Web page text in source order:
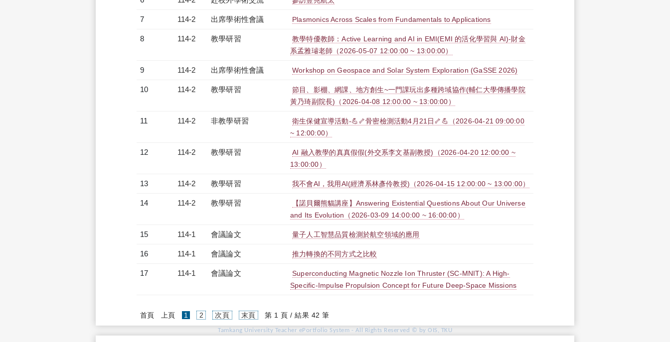
7 114-2 出席學術性會議 Plasmonics Across Scales from Fundamentals to Applications
8 114-2 教學研習
教學特優教師：Active Learning and AI in EMI(EMI 的活化學習與 AI)-財金
系孟雅璿老師（2026-05-07 12:00:00 ~ 13:00:00）
9 114-2 出席學術性會議 Workshop on Geospace and Solar System Exploration (GaSSE 2026)
10 114-2 教學研習
節目、影棚、網課、地方創生~一門課玩出多種跨域協作(輔仁大學傳播學院
黃乃琦副院長)（2026-04-08 12:00:00 ~ 13:00:00）
11 114-2 非教學研習
衛生保健宣導活動-💪🦴骨密檢測活動4月21日🦴💪（2026-04-21 09:00:00
~ 12:00:00）
12 114-2 教學研習
AI 融入教學的真真假假(外交系李文基副教授)（2026-04-20 12:00:00 ~
13:00:00）
13 114-2 教學研習 我不會AI，我用AI(經濟系林彥伶教授)（2026-04-15 12:00:00 ~ 13:00:00）
14 114-2 教學研習
【諾貝爾熊貓講座】Answering Existential Questions About Our Universe
and Its Evolution（2026-03-09 14:00:00 ~ 16:00:00）
15 114-1 會議論文 量子人工智慧品質檢測於航空領域的應用
16 114-1 會議論文 推力轉換的不同方式之比較
17 114-1 會議論文
Superconducting Magnetic Nozzle Ion Thruster (SC-MNIT): A High-
Specific-Impulse Propulsion Concept for Future Deep-Space Missions
首頁 上頁 1 (current)
2 次頁 末頁 第 1 頁 / 結果 42 筆
Tamkang University Teacher ePortfolio System - All Rights Reserved © by OIS, TKU